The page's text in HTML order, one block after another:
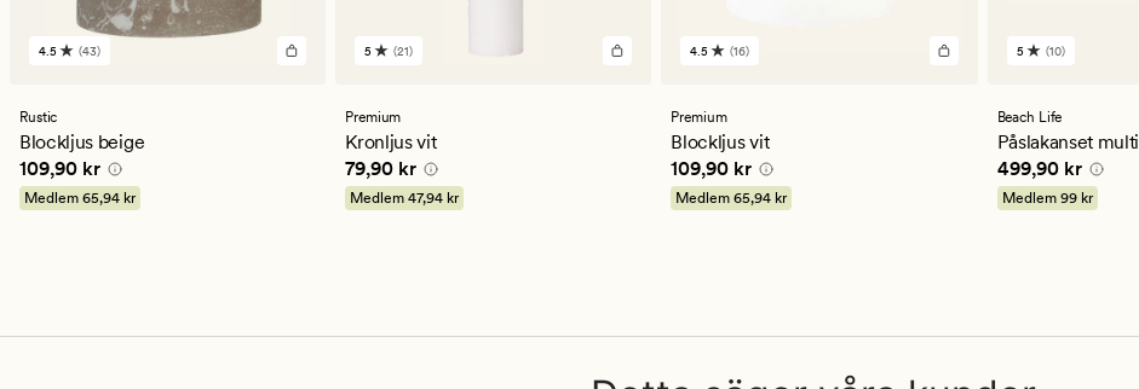
43
ett
genomsnittligt
betyg
på
4.5
4.5 (43)
Rustic
Blockljus beige
Pris 109,90 kr
109,90 kr
Medlem 65,94 kr
21
ett
genomsnittligt
betyg
på
5
5 (21)
Premium
Kronljus vit
Pris 79,90 kr
79,90 kr
Medlem47,94 kr
16
ett
genomsnittligt
betyg
på
4.5
4.5 (16)
Premium
Blockljus vit
Pris 109,90 kr
109,90 kr
Medlem65,94 kr
10
ett
genomsnittligt
betyg
på
5
5 (10)
Beach Life
Påslakanset multi
Pris 499,90 kr
499,90 kr
Medlem 99 kr